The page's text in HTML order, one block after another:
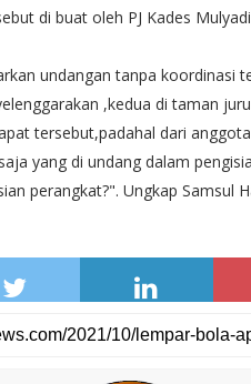
di buat oleh PJ Kades
undangan tanpa koordinasi
,kedua di taman
tersebut,padahal dari
yang di undang dalam
perangkat?". Ungkap Samsul